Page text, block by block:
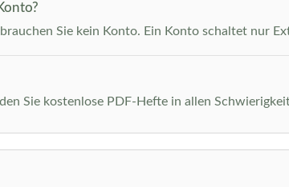
Sie kein Konto. Ein Konto schaltet nur
Sie kostenlose PDF-Hefte in allen